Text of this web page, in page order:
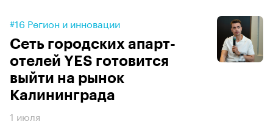
#16 Регион и инновации
Сеть городских апарт-
отелей YES готовится
выйти на рынок
Калининграда
1 июля